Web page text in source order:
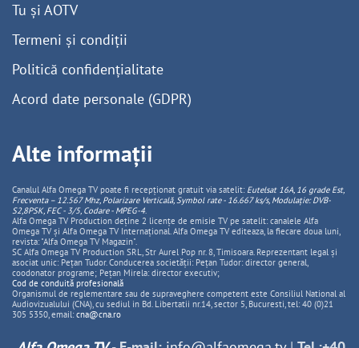
Tu și AOTV
Termeni și condiții
Politică confidențialitate
Acord date personale (GDPR)
Alte informații
Canalul Alfa Omega TV poate fi recepționat gratuit via satelit: Eutelsat 16A, 16 grade Est,
Frecventa – 12.567 Mhz, PolarizareVerticală, Symbol rate - 16.667 ks/s, Modulație: DVB-
S2,8PSK, FEC - 3/5, Codare - MPEG-4.
Alfa Omega TV Production deține 2 licențe de emisie TV pe satelit: canalele Alfa
Omega TV și Alfa Omega TV Internațional. Alfa Omega TV editeaza, la fiecare doua luni,
revista: "Alfa Omega TV Magazin".
SC Alfa Omega TV Production SRL, Str Aurel Pop nr. 8, Timisoara. Reprezentant legal și
asociat unic: Pețan Tudor. Conducerea societății: Pețan Tudor: director general,
coodonator programe; Pețan Mirela: director executiv;
Cod de conduită profesională
Organismul de reglementare sau de supraveghere competent este Consiliul National al
Audiovizualului (CNA), cu sediul in Bd. Libertatii nr.14, sector 5, Bucuresti, tel: 40 (0)21
305 5350, email: cna@cna.ro